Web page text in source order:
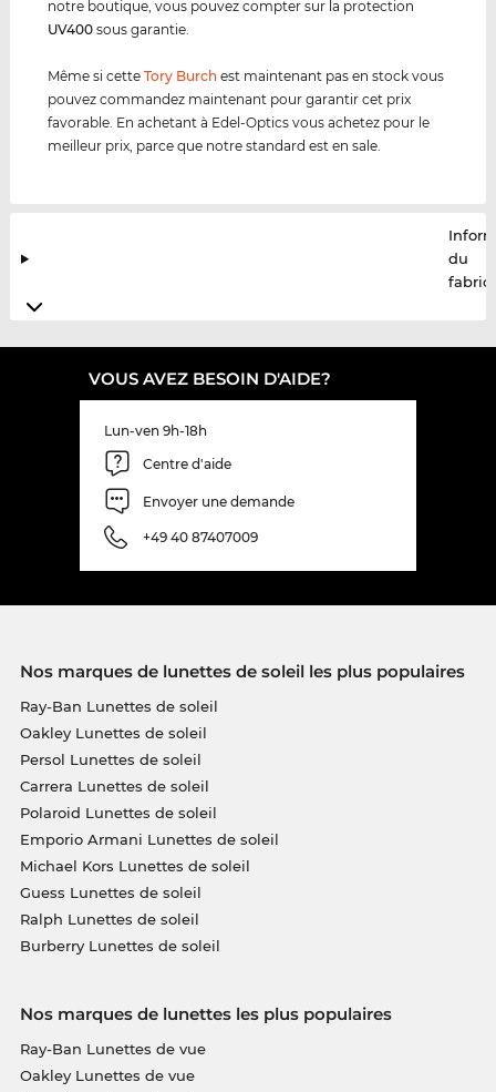
notre boutique, vous pouvez compter sur la protection
UV400 sous garantie.
Même si cetteTory Burch est maintenant pas en stock vous
pouvez commandez maintenant pour garantir cet prix
favorable. En achetant à Edel-Optics vous achetez pour le
meilleur prix, parce que notre standard est en sale.
du
VOUS AVEZ BESOIN D'AIDE?
Lun-ven 9h-18h
Centre d'aide
Envoyer une demande
+49 40 87407009
Nos marques de lunettes de soleil les plus populaires
Ray-Ban Lunettes de soleil
Oakley Lunettes de soleil
Persol Lunettes de soleil
Carrera Lunettes de soleil
Polaroid Lunettes de soleil
Emporio Armani Lunettes de soleil
Michael Kors Lunettes de soleil
Guess Lunettes de soleil
Ralph Lunettes de soleil
Burberry Lunettes de soleil
Nos marques de lunettes les plus populaires
Ray-Ban Lunettes de vue
Oakley Lunettes de vue